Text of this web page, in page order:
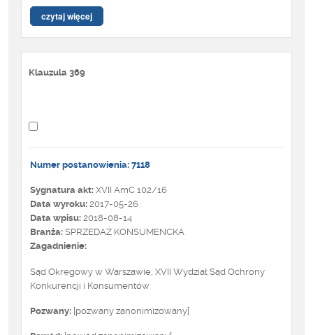
czytaj więcej
Klauzula 369
Numer postanowienia: 7118
Sygnatura akt: XVII AmC 102/16
Data wyroku: 2017-05-26
Data wpisu: 2018-08-14
Branża: SPRZEDAŻ KONSUMENCKA
Zagadnienie:
Sąd Okręgowy w Warszawie, XVII Wydział Sąd Ochrony
Konkurencji i Konsumentów
Pozwany: [pozwany zanonimizowany]